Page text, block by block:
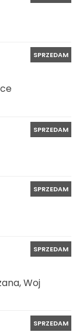
SPRZEDAM
SPRZEDAM
SPRZEDAM
SPRZEDAM
Woj
SPRZEDAM